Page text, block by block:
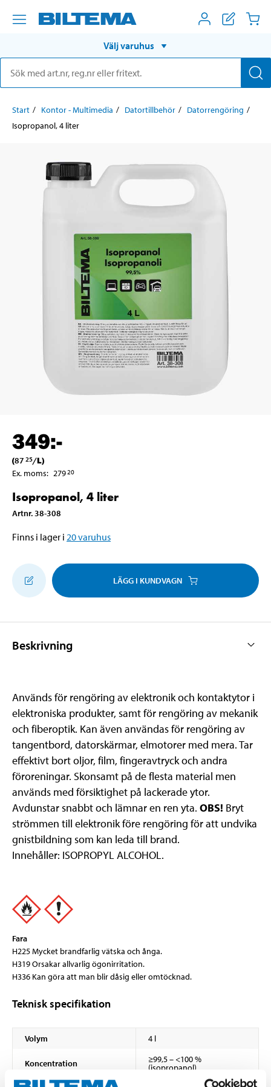
Välj varuhus
Start Kontor - Multimedia Datortillbehör
Datorrengöring
Isopropanol, 4 liter
349:-
(87 25/L)
Ex. moms: 27920
Isopropanol, 4 liter
Artnr. 38-308
Finns i lager i 20varuhus
LÄGG I KUNDVAGN
Beskrivning
Används för rengöring av elektronik och kontaktytor i
elektroniska produkter, samt för rengöring av mekanik
och fiberoptik. Kan även användas för rengöring av
tangentbord, datorskärmar, elmotorer med mera. Tar
effektivt bort oljor, film, fingeravtryck och andra
föroreningar. Skonsamt på de flesta material men
används med försiktighet på lackerade ytor.
Avdunstar snabbt och lämnar en ren yta. OBS! Bryt
strömmen till elektronik före rengöring för att undvika
gnistbildning som kan leda till brand.
Innehåller: ISOPROPYL ALCOHOL.
Fara
H225 Mycket brandfarlig vätska och ånga.
H319 Orsakar allvarlig ögonirritation.
H336 Kan göra att man blir dåsig eller omtöcknad.
Teknisk specifikation
Volym 4 l
Koncentration ≥99,5 – <100 %
(isopropanol)